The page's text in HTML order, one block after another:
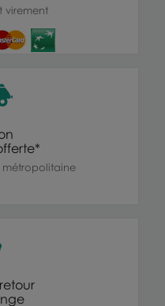
virement
métropolitaine